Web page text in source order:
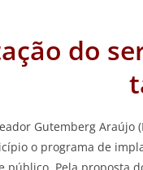
do
Gutemberg Araújo
o programa de